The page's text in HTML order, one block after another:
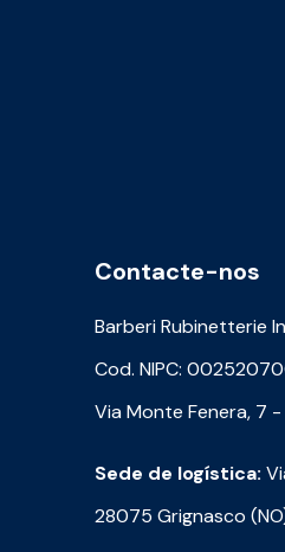
Contacte-nos
Barberi Rubinetterie
Cod. NIPC:
Via Monte Fenera, 7 -
Sede de logística:
28075 Grignasco